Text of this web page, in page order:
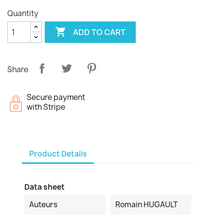
Quantity
 ADD TO CART
Share
Secure payment
with Stripe
Product Details
Data sheet
Auteurs
Romain HUGAULT